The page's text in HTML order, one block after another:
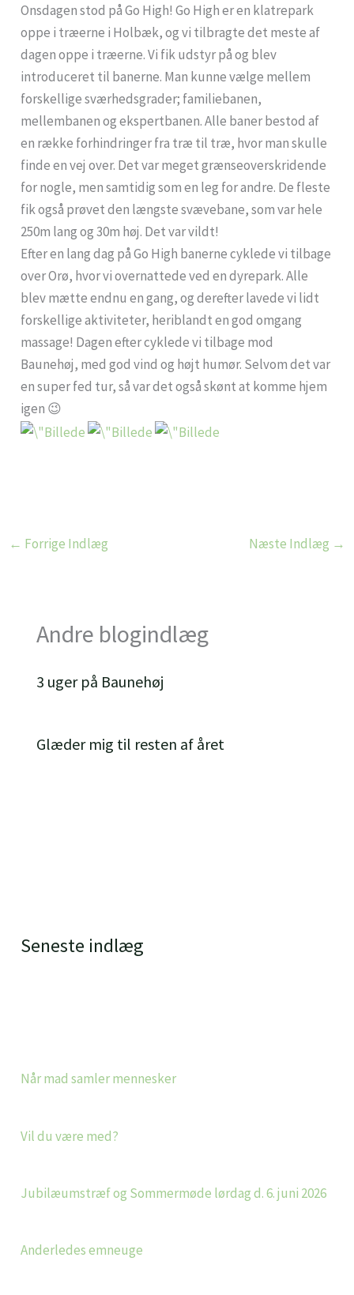
Seneste indlæg
Når mad samler mennesker
Vil du være med?
Jubilæumstræf og Sommermøde lørdag d. 6. juni 2026
Anderledes emneuge
Onsdagen stod på Go High! Go High er en klatrepark
oppe i træerne i Holbæk, og vi tilbragte det meste af
dagen oppe i træerne. Vi fik udstyr på og blev
introduceret til banerne. Man kunne vælge mellem
forskellige sværhedsgrader; familiebanen,
mellembanen og ekspertbanen. Alle baner bestod af
en række forhindringer fra træ til træ, hvor man skulle
finde en vej over. Det var meget grænseoverskridende
for nogle, men samtidig som en leg for andre. De fleste
fik også prøvet den længste svævebane, som var hele
250m lang og 30m høj. Det var vildt!
Efter en lang dag på Go High banerne cyklede vi tilbage
over Orø, hvor vi overnattede ved en dyrepark. Alle
blev mætte endnu en gang, og derefter lavede vi lidt
forskellige aktiviteter, heriblandt en god omgang
massage! Dagen efter cyklede vi tilbage mod
Baunehøj, med god vind og højt humør. Selvom det var
en super fed tur, så var det også skønt at komme hjem
igen 😉
← Forrige Indlæg Næste Indlæg →
Andre blogindlæg
3 uger på Baunehøj
Glæder mig til resten af året